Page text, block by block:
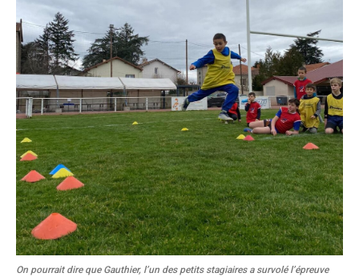
On pourrait dire que Gauthier, l’un des petits stagiaires a survolé l’épreuve